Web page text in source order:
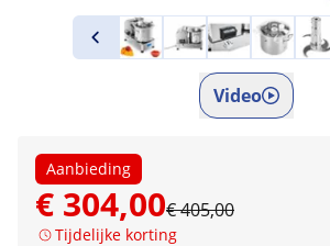
Video
Aanbieding
€ 304,00€ 405,00
Tijdelijke korting